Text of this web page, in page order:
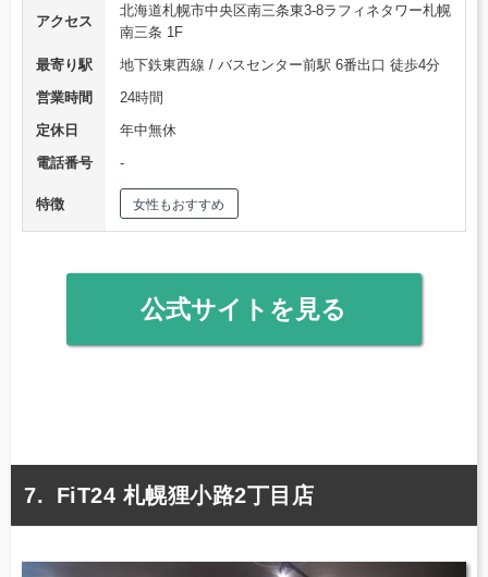
アクセス
北海道札幌市中央区南三条東3-8ラフィネタワー札幌
南三条 1F
最寄り駅
地下鉄東西線 / バスセンター前駅 6番出口 徒歩4分
営業時間
24時間
定休日
年中無休
電話番号
‐
特徴 女性もおすすめ
公式サイトを見る
FiT24 札幌狸小路2丁目店